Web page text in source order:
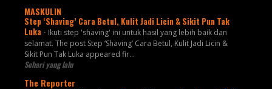
MASKULIN
Step ‘Shaving’ Cara Betul, Kulit Jadi Licin & Sikit Pun Tak
Luka - Ikuti step 'shaving' ini untuk hasil yang lebih baik dan
selamat. The post Step ‘Shaving’ Cara Betul, Kulit Jadi Licin &
Sikit Pun Tak Luka appeared fir...
Sehari yang lalu
The Reporter